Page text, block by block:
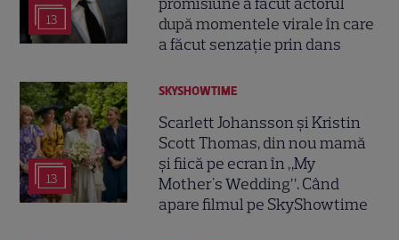
13
după momentele virale în care
a făcut senzație prin dans
13
SKYSHOWTIME
Scarlett Johansson și Kristin
Scott Thomas, din nou mamă
și fiică pe ecran în „My
Mother's Wedding”. Când
apare filmul pe SkyShowtime